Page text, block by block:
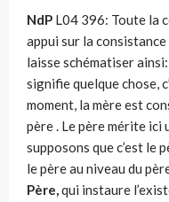
NdP L04 396: Toute la
appui sur la consistance
laisse schématiser
signifie quelque chose,
moment, la mère est
père . Le père mérite ici
supposons que c’est le
le père au niveau du
Père,qui instaure